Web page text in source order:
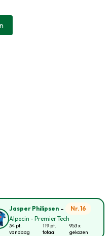
Jasper Philipsen-
Nr. 16
Alpecin - Premier Tech
34 pt.
vandaag
119 pt.
totaal
953 x
gekozen